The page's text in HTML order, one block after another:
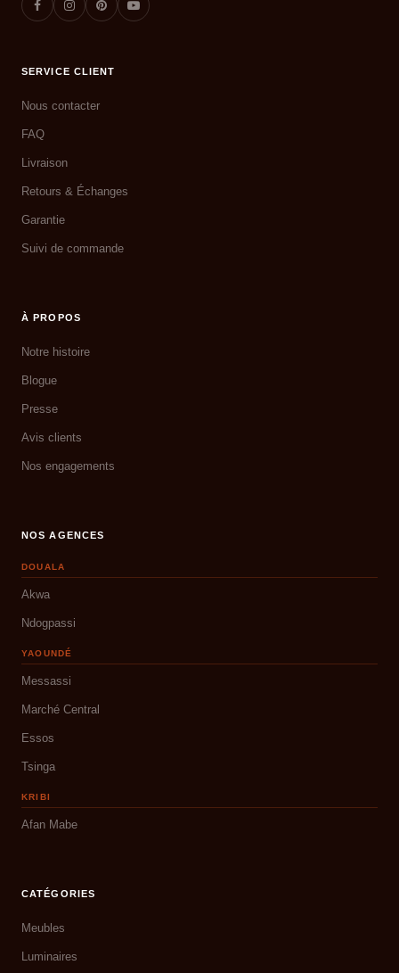
SERVICE CLIENT
Nous contacter
FAQ
Livraison
Retours & Échanges
Garantie
Suivi de commande
À PROPOS
Notre histoire
Blogue
Presse
Avis clients
Nos engagements
NOS AGENCES
DOUALA
Akwa
Ndogpassi
YAOUNDÉ
Messassi
Marché Central
Essos
Tsinga
KRIBI
Afan Mabe
CATÉGORIES
Meubles
Luminaires